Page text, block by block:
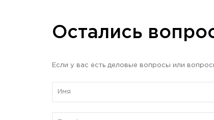
Остались
Если у вас есть деловые вопросы или